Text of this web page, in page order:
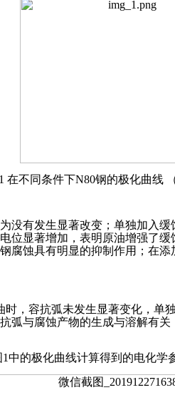
在不同条件下N80钢的极化曲线
没有发生显著改变；单独加入
位显著增加，表明原油增强了
腐蚀具有明显的抑制作用；在
，容抗弧未发生显著变化，
弧与腐蚀产物的生成与溶解有
中的极化曲线计算得到的电化学